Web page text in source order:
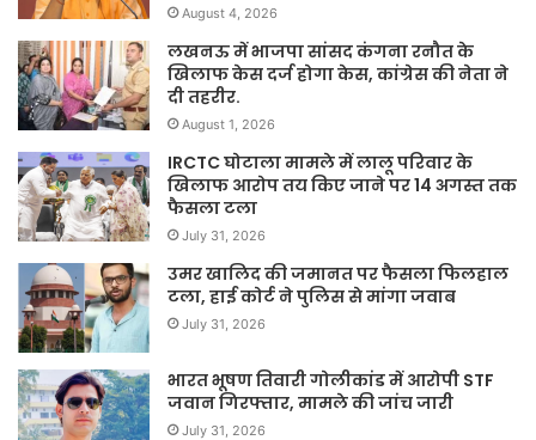
August 4, 2026
लखनऊ में भाजपा सांसद कंगना रनौत के
खिलाफ केस दर्ज होगा केस, कांग्रेस की नेता ने
दी तहरीर.
August 1, 2026
IRCTC घोटाला मामले में लालू परिवार के
खिलाफ आरोप तय किए जाने पर 14 अगस्त तक
फैसला टला
July 31, 2026
उमर खालिद की जमानत पर फैसला फिलहाल
टला, हाई कोर्ट ने पुलिस से मांगा जवाब
July 31, 2026
भारत भूषण तिवारी गोलीकांड में आरोपी STF
जवान गिरफ्तार, मामले की जांच जारी
July 31, 2026